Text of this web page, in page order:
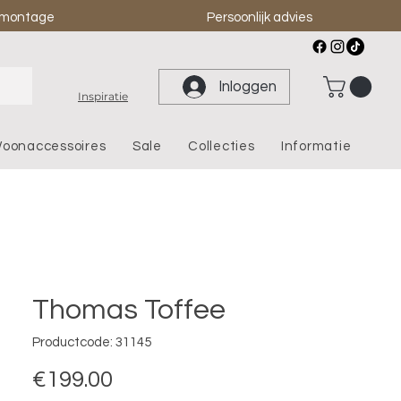
Persoonlijk advies
Inspiratie
Inloggen
Sale Collecties Informatie
Thomas Toffee
Productcode: 31145
€199.00